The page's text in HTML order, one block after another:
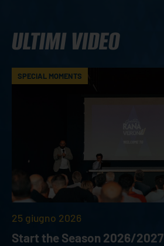
ULTIMI VIDEO
SPECIAL MOMENTS
25 giugno 2026
Start the Season 2026/2027